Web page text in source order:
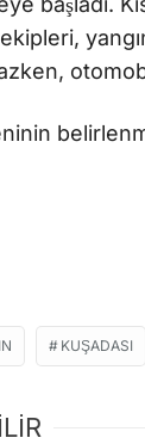
KUŞADASI